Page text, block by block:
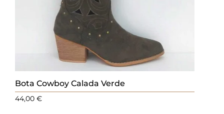
Bota Cowboy Calada Verde
44,00€